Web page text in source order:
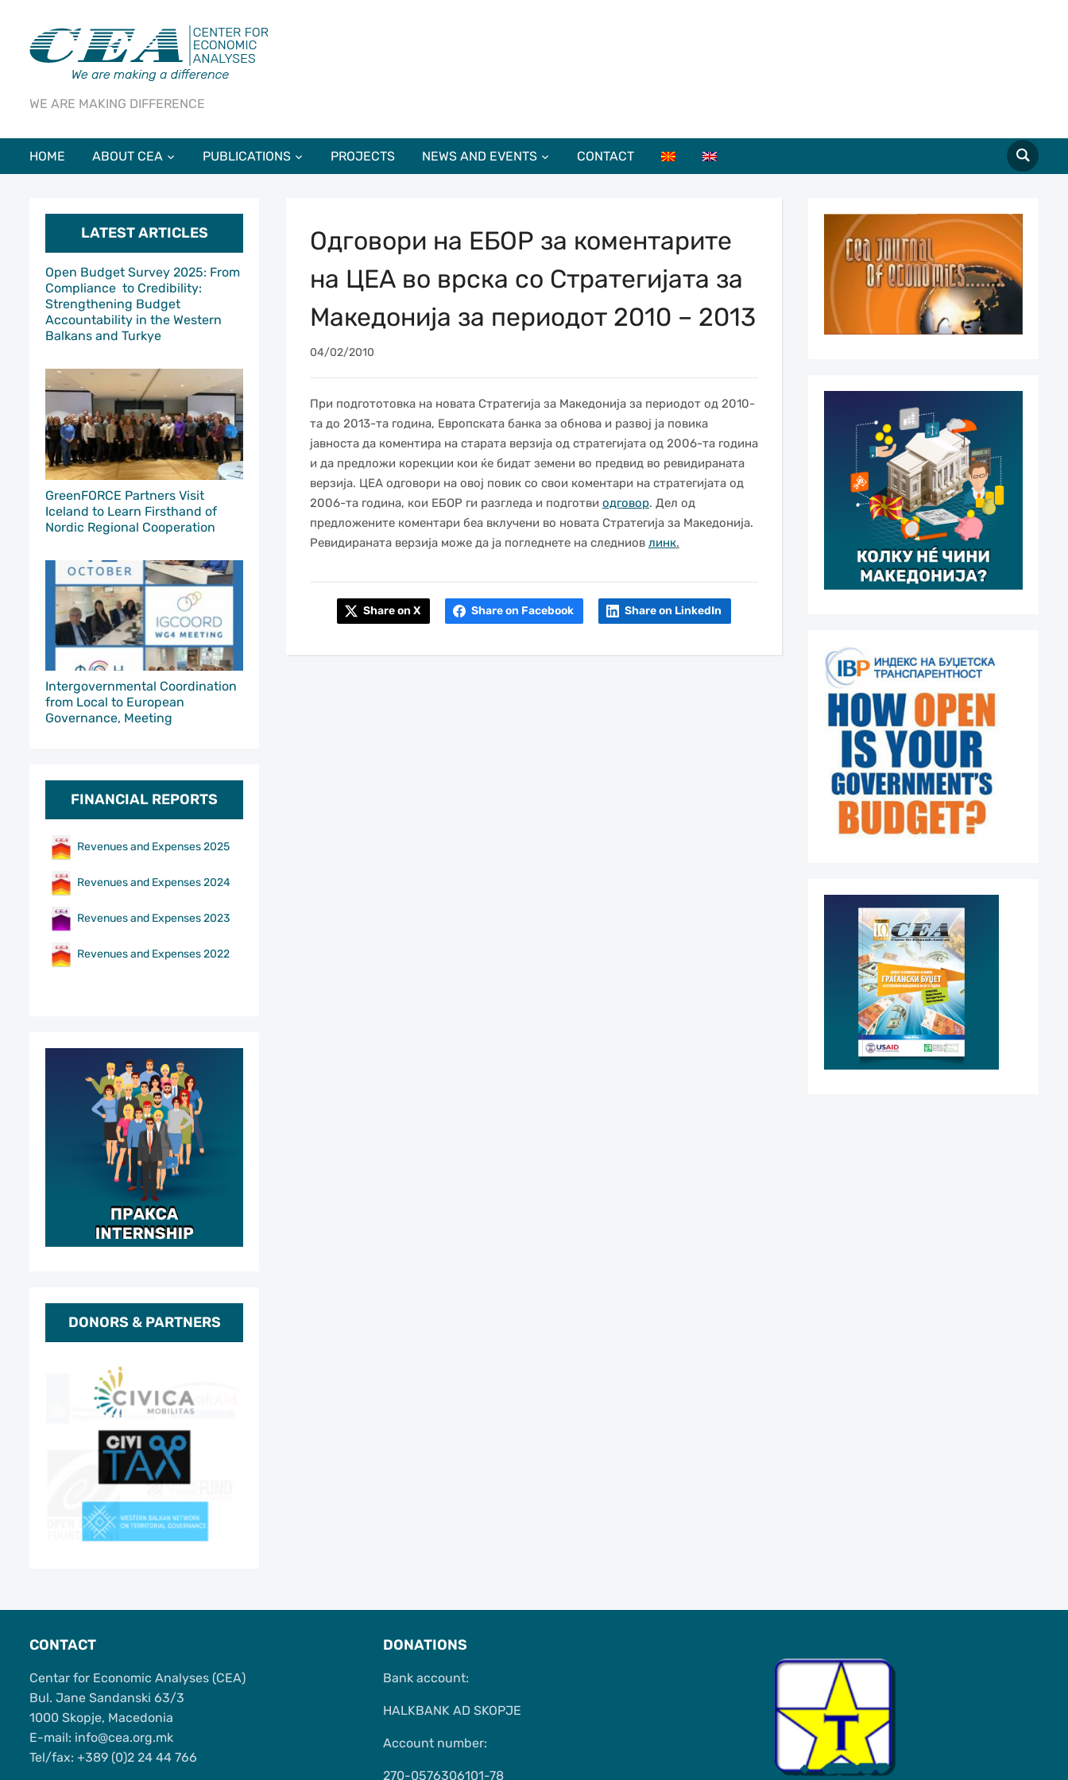
WE ARE MAKING DIFFERENCE
HOME ABOUT CEA PUBLICATIONS PROJECTS NEWS AND EVENTS CONTACT
LATEST ARTICLES
Open Budget Survey 2025: From
Compliance to Credibility:
Strengthening Budget
Accountability in the Western
Balkans and Turkye
GreenFORCE Partners Visit
Iceland to Learn Firsthand of
Nordic Regional Cooperation
Intergovernmental Coordination
from Local to European
Governance, Meeting
FINANCIAL REPORTS
Revenues and Expenses 2025
Revenues and Expenses 2024
Revenues and Expenses 2023
Revenues and Expenses 2022
DONORS & PARTNERS
Одговори на ЕБОР за коментарите
на ЦЕА во врска со Стратегијата за
Македонија за периодот 2010 – 2013
04/02/2010
При подгототовка на новата Стратегија за Македонија за периодот од 2010-
та до 2013-та година, Европската банка за обнова и развој ја повика
јавноста да коментира на старата верзија од стратегијата oд 2006-та година
и да предложи корекции кои ќе бидат земени во предвид во ревидираната
верзија. ЦЕА одговори на овој повик со свои коментари на стратегијата од
2006-та година, кои ЕБОР ги разгледа и подготви одговор. Дел од
предложените коментари беа вклучени во новата Стратегија за Македонија.
Ревидираната верзија може да ја погледнете на следниов линк.
Share on X Share on Facebook Share on LinkedIn
CONTACT
Centar for Economic Analyses (CEA)
Bul. Jane Sandanski 63/3
1000 Skopje, Macedonia
Е-mail: info@cea.org.mk
Tel/fax: +389 (0)2 24 44 766
DONATIONS
Bank account:
HALKBANK AD SKOPJE
Account number:
270-0576306101-78